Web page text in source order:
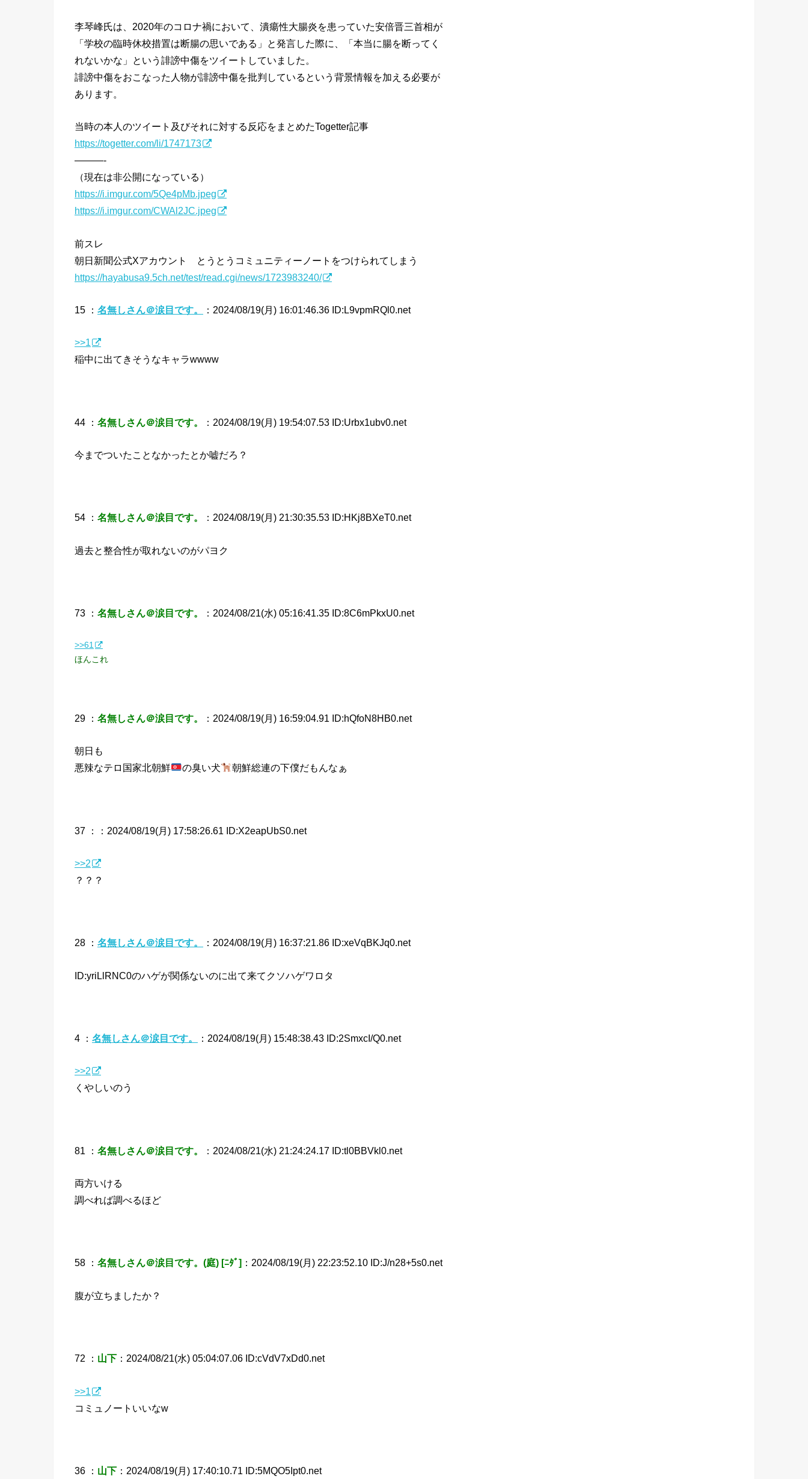
李琴峰氏は、2020年のコロナ禍において、潰瘍性大腸炎を患っていた安倍晋三首相が
「学校の臨時休校措置は断腸の思いである」と発言した際に、「本当に腸を断ってく
れないかな」という誹謗中傷をツイートしていました。
誹謗中傷をおこなった人物が誹謗中傷を批判しているという背景情報を加える必要が
あります。
当時の本人のツイート及びそれに対する反応をまとめたTogetter記事
https://togetter.com/li/1747173
———-
（現在は非公開になっている）
https://i.imgur.com/5Qe4pMb.jpeg
https://i.imgur.com/CWAl2JC.jpeg
前スレ
朝日新聞公式Xアカウント とうとうコミュニティーノートをつけられてしまう
https://hayabusa9.5ch.net/test/read.cgi/news/1723983240/
15 ： 名無しさん＠涙目です。 ：2024/08/19(月) 16:01:46.36 ID:L9vpmRQl0.net
>>1
稲中に出てきそうなキャラwwww
44 ： 名無しさん＠涙目です。 ：2024/08/19(月) 19:54:07.53 ID:Urbx1ubv0.net
今までついたことなかったとか嘘だろ？
54 ： 名無しさん＠涙目です。 ：2024/08/19(月) 21:30:35.53 ID:HKj8BXeT0.net
過去と整合性が取れないのがパヨク
73 ： 名無しさん＠涙目です。 ：2024/08/21(水) 05:16:41.35 ID:8C6mPkxU0.net
>>61
ほんこれ
29 ： 名無しさん＠涙目です。 ：2024/08/19(月) 16:59:04.91 ID:hQfoN8HB0.net
朝日も
悪辣なテロ国家北朝鮮
の臭い犬 朝鮮総連の下僕だもんなぁ
37 ： ：2024/08/19(月) 17:58:26.61 ID:X2eapUbS0.net
>>2
？？？
28 ： 名無しさん＠涙目です。 ：2024/08/19(月) 16:37:21.86 ID:xeVqBKJq0.net
ID:yriLlRNC0のハゲが関係ないのに出て来てクソハゲワロタ
4 ： 名無しさん＠涙目です。 ：2024/08/19(月) 15:48:38.43 ID:2SmxcI/Q0.net
>>2
くやしいのう
81 ： 名無しさん＠涙目です。 ：2024/08/21(水) 21:24:24.17 ID:tl0BBVkl0.net
両方いける
調べれば調べるほど
58 ： 名無しさん＠涙目です。(庭) [ﾆﾀﾞ] ：2024/08/19(月) 22:23:52.10 ID:J/n28+5s0.net
腹が立ちましたか？
72 ： 山下 ：2024/08/21(水) 05:04:07.06 ID:cVdV7xDd0.net
>>1
コミュノートいいなw
36 ： 山下 ：2024/08/19(月) 17:40:10.71 ID:5MQO5Ipt0.net